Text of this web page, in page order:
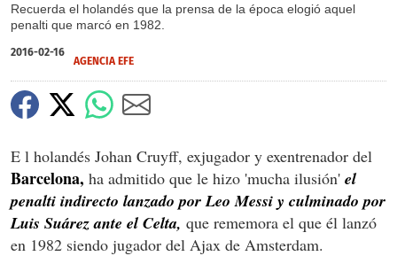
Recuerda el holandés que la prensa de la época elogió aquel
penalti que marcó en 1982.
2016-02-16
AGENCIA EFE
E l holandés Johan Cruyff, exjugador y exentrenador del
Barcelona, ha admitido que le hizo 'mucha ilusión' el
penalti indirecto lanzado por Leo Messi y culminado por
Luis Suárez ante el Celta, que rememora el que él lanzó
en 1982 siendo jugador del Ajax de Amsterdam.